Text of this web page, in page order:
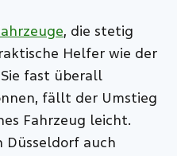
, die stetig
Helfer wie der
fast überall
fällt der Umstieg
Fahrzeug leicht.
Düsseldorf auch